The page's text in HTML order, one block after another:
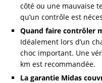
côté ou une mauvaise
qu’un contrôle est
Quand faire contrôler
Idéalement lors d’un
choc important. Une
km est recommandée.
La garantie Midas